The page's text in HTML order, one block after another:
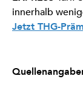
innerhalb
Jetzt THG-